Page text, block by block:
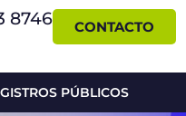
8746 CONTACTO
PÚBLICOS